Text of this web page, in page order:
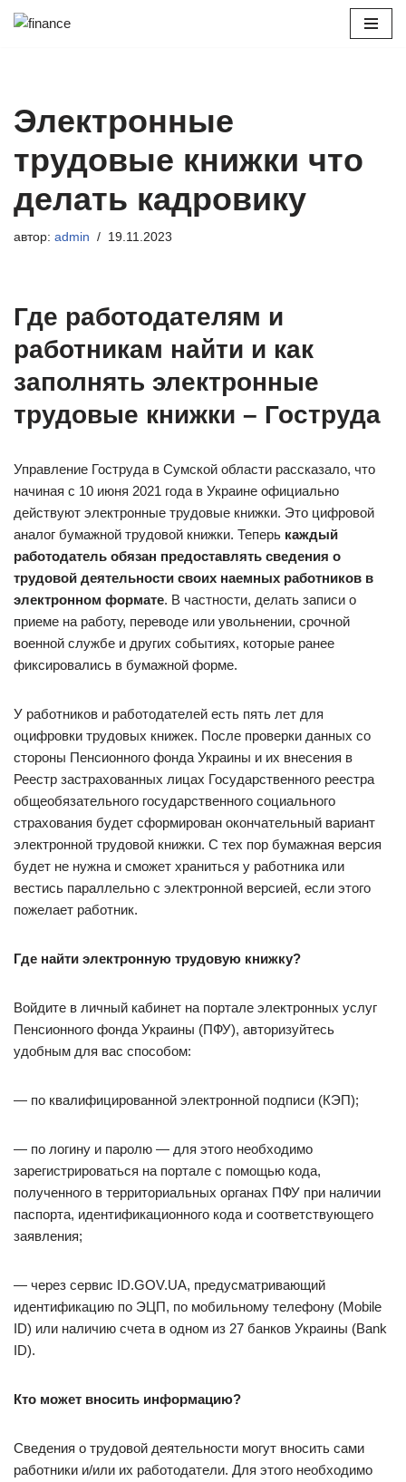
Электронные
трудовые книжки что
делать кадровику
автор: admin 19.11.2023
Где работодателям и
работникам найти и как
заполнять электронные
трудовые книжки – Гоструда
Управление Гоструда в Сумской области рассказало, что
начиная с 10 июня 2021 года в Украине официально
действуют электронные трудовые книжки. Это цифровой
аналог бумажной трудовой книжки. Теперь каждый
работодатель обязан предоставлять сведения о
трудовой деятельности своих наемных работников в
электронном формате. В частности, делать записи о
приеме на работу, переводе или увольнении, срочной
военной службе и других событиях, которые ранее
фиксировались в бумажной форме.
У работников и работодателей есть пять лет для
оцифровки трудовых книжек. После проверки данных со
стороны Пенсионного фонда Украины и их внесения в
Реестр застрахованных лицах Государственного реестра
общеобязательного государственного социального
страхования будет сформирован окончательный вариант
электронной трудовой книжки. С тех пор бумажная версия
будет не нужна и сможет храниться у работника или
вестись параллельно с электронной версией, если этого
пожелает работник.
Где найти электронную трудовую книжку?
Войдите в личный кабинет на портале электронных услуг
Пенсионного фонда Украины (ПФУ), авторизуйтесь
удобным для вас способом:
— по квалифицированной электронной подписи (КЭП);
— по логину и паролю — для этого необходимо
зарегистрироваться на портале с помощью кода,
полученного в территориальных органах ПФУ при наличии
паспорта, идентификационного кода и соответствующего
заявления;
— через сервис ID.GOV.UA, предусматривающий
идентификацию по ЭЦП, по мобильному телефону (Mobile
ID) или наличию счета в одном из 27 банков Украины (Bank
ID).
Кто может вносить информацию?
Сведения о трудовой деятельности могут вносить сами
работники и/или их работодатели. Для этого необходимо